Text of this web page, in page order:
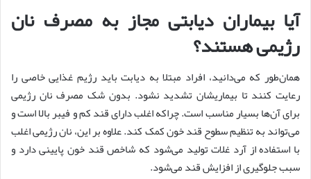
آیا بیماران دیابتی مجاز به مصرف نان
رژیمی هستند؟
همان‌طور که می‌دانید، افراد مبتلا به دیابت باید رژیم غذایی خاصی را
رعایت کنند تا بیماریشان تشدید نشود. بدون شک مصرف نان رژیمی
برای آن‌ها بسیار مناسب است. چراکه اغلب دارای قند کم و فیبر بالا است و
می‌تواند به تنظیم سطوح قند خون کمک کند. علاوه بر این، نان رژیمی اغلب
با استفاده از آرد غلات تولید می‌شود که شاخص قند خون پایینی دارد و
سبب جلوگیری از افزایش قند می‌شود.